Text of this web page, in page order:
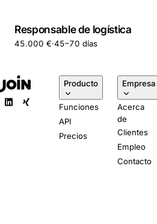
Responsable de logística
45.000 €·45–70 días
Producto
Funciones
API
Precios
Empresa
Acerca
de
Clientes
Empleo
Contacto